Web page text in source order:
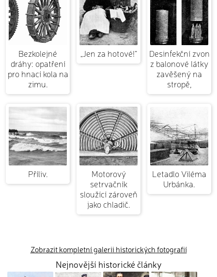
Bezkolejné
dráhy: opatření
pro hnací kola na
zimu.
„Jen za hotové!“
Desinfekční zvon
z balonové látky
zavěšený na
stropě,
Příliv.
Motorový
setrvačník
sloužící zároveň
jako chladič.
Letadlo Viléma
Urbánka.
Zobrazit kompletní galerii historických fotografií
Nejnovější historické články